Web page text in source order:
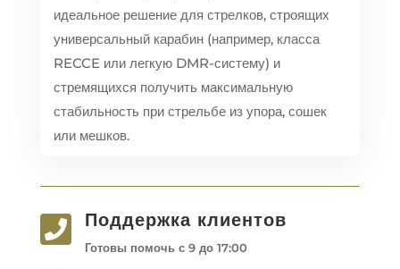
идеальное решение для стрелков, строящих
универсальный карабин (например, класса
RECCE или легкую DMR-систему) и
стремящихся получить максимальную
стабильность при стрельбе из упора, сошек
или мешков.
 Поддержка клиентов
Готовы помочь с 9 до 17:00